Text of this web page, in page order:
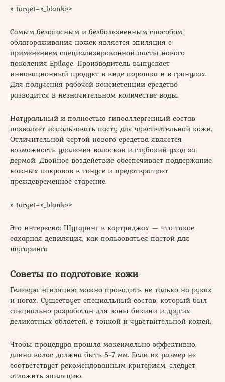
» target=»_blank»>
Самым безопасным и безболезненным способом
облагораживания ножек является эпиляция с
применением специализированной пасты нового
поколения Epilage. Производитель выпускает
инновационный продукт в виде порошка и в гранулах.
Для получения рабочей консистенции средство
разводится в незначительном количестве воды.
Натуральный и полностью гипоаллергенный состав
позволяет использовать пасту для чувствительной кожи.
Отличительной чертой нового средства является
возможность удаления волосков и глубокий уход за
дермой. Двойное воздействие обеспечивает поддержание
кожных покровов в тонусе и предотвращает
преждевременное старение.
» target=»_blank»>
Это интересно: Шугаринг в картриджах — что такое
сахарная депиляция, как пользоваться пастой для
шугаринга
Советы по подготовке кожи
Гелевую эпиляцию можно проводить не только на руках
и ногах. Существует специальный состав, который был
специально разработан для зоны бикини и других
деликатных областей, с тонкой и чувствительной кожей.
Чтобы процедура прошла максимально эффективно,
длина волос должна быть 5-7 мм. Если их размер не
соответствует рекомендованным критериям, следует
отложить эпиляцию.